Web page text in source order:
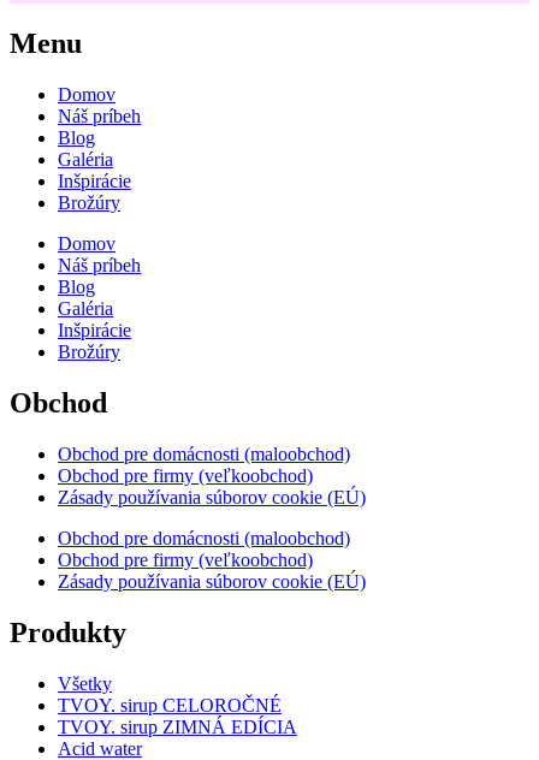
Menu
Domov
Náš príbeh
Blog
Galéria
Inšpirácie
Brožúry
Domov
Náš príbeh
Blog
Galéria
Inšpirácie
Brožúry
Obchod
Obchod pre domácnosti (maloobchod)
Obchod pre firmy (veľkoobchod)
Zásady používania súborov cookie (EÚ)
Obchod pre domácnosti (maloobchod)
Obchod pre firmy (veľkoobchod)
Zásady používania súborov cookie (EÚ)
Produkty
Všetky
TVOY. sirup CELOROČNÉ
TVOY. sirup ZIMNÁ EDÍCIA
Acid water